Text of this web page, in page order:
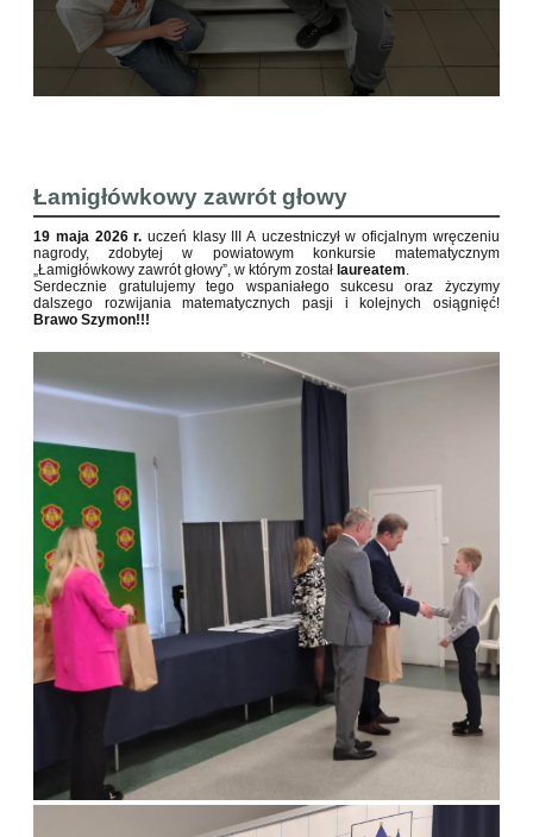
Łamigłówkowy zawrót głowy
19 maja 2026 r. uczeń klasy III A uczestniczył w oficjalnym wręczeniu
nagrody, zdobytej w powiatowym konkursie matematycznym
„Łamigłówkowy zawrót głowy”, w którym został laureatem.
Serdecznie gratulujemy tego wspaniałego sukcesu oraz życzymy
dalszego rozwijania matematycznych pasji i kolejnych osiągnięć!
Brawo Szymon!!!